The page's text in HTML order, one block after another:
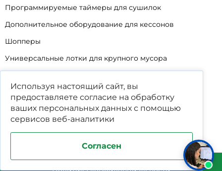
Программируемые таймеры для сушилок
Дополнительное оборудование для кессонов
Шопперы
Универсальные лотки для крупного мусора
Уцененные товары
Поддержка и продвижение сайта студия WPNEW
Используя настоящий сайт, вы
предоставляете согласие на обработку
ваших персональных данных с помощью
сервисов веб-аналитики
Согласен